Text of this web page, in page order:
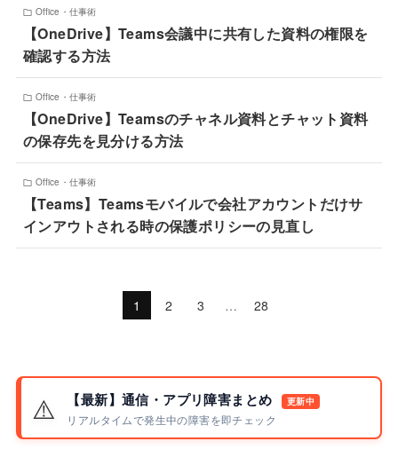
Office・仕事術
【OneDrive】Teams会議中に共有した資料の権限を
確認する方法
Office・仕事術
【OneDrive】Teamsのチャネル資料とチャット資料
の保存先を見分ける方法
Office・仕事術
【Teams】Teamsモバイルで会社アカウントだけサ
インアウトされる時の保護ポリシーの見直し
1 2 3 … 28
⚠️ 【最新】通信・アプリ障害まとめ 更新中
リアルタイムで発生中の障害を即チェック